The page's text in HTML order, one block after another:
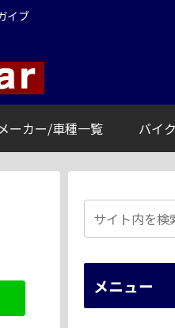
イブ
メーカー/車種一覧 バイ
メニュー